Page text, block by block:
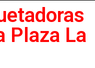
Plaza La